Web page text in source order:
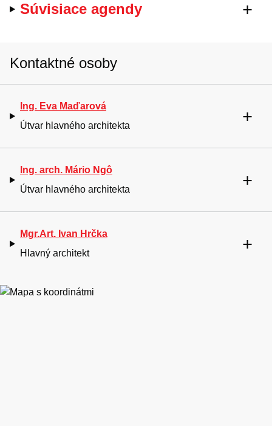
Súvisiace agendy
Kontaktné osoby
Ing. Eva Maďarová
Útvar hlavného architekta
Ing. arch. Mário Ngô
Útvar hlavného architekta
Mgr.Art. Ivan Hrčka
Hlavný architekt